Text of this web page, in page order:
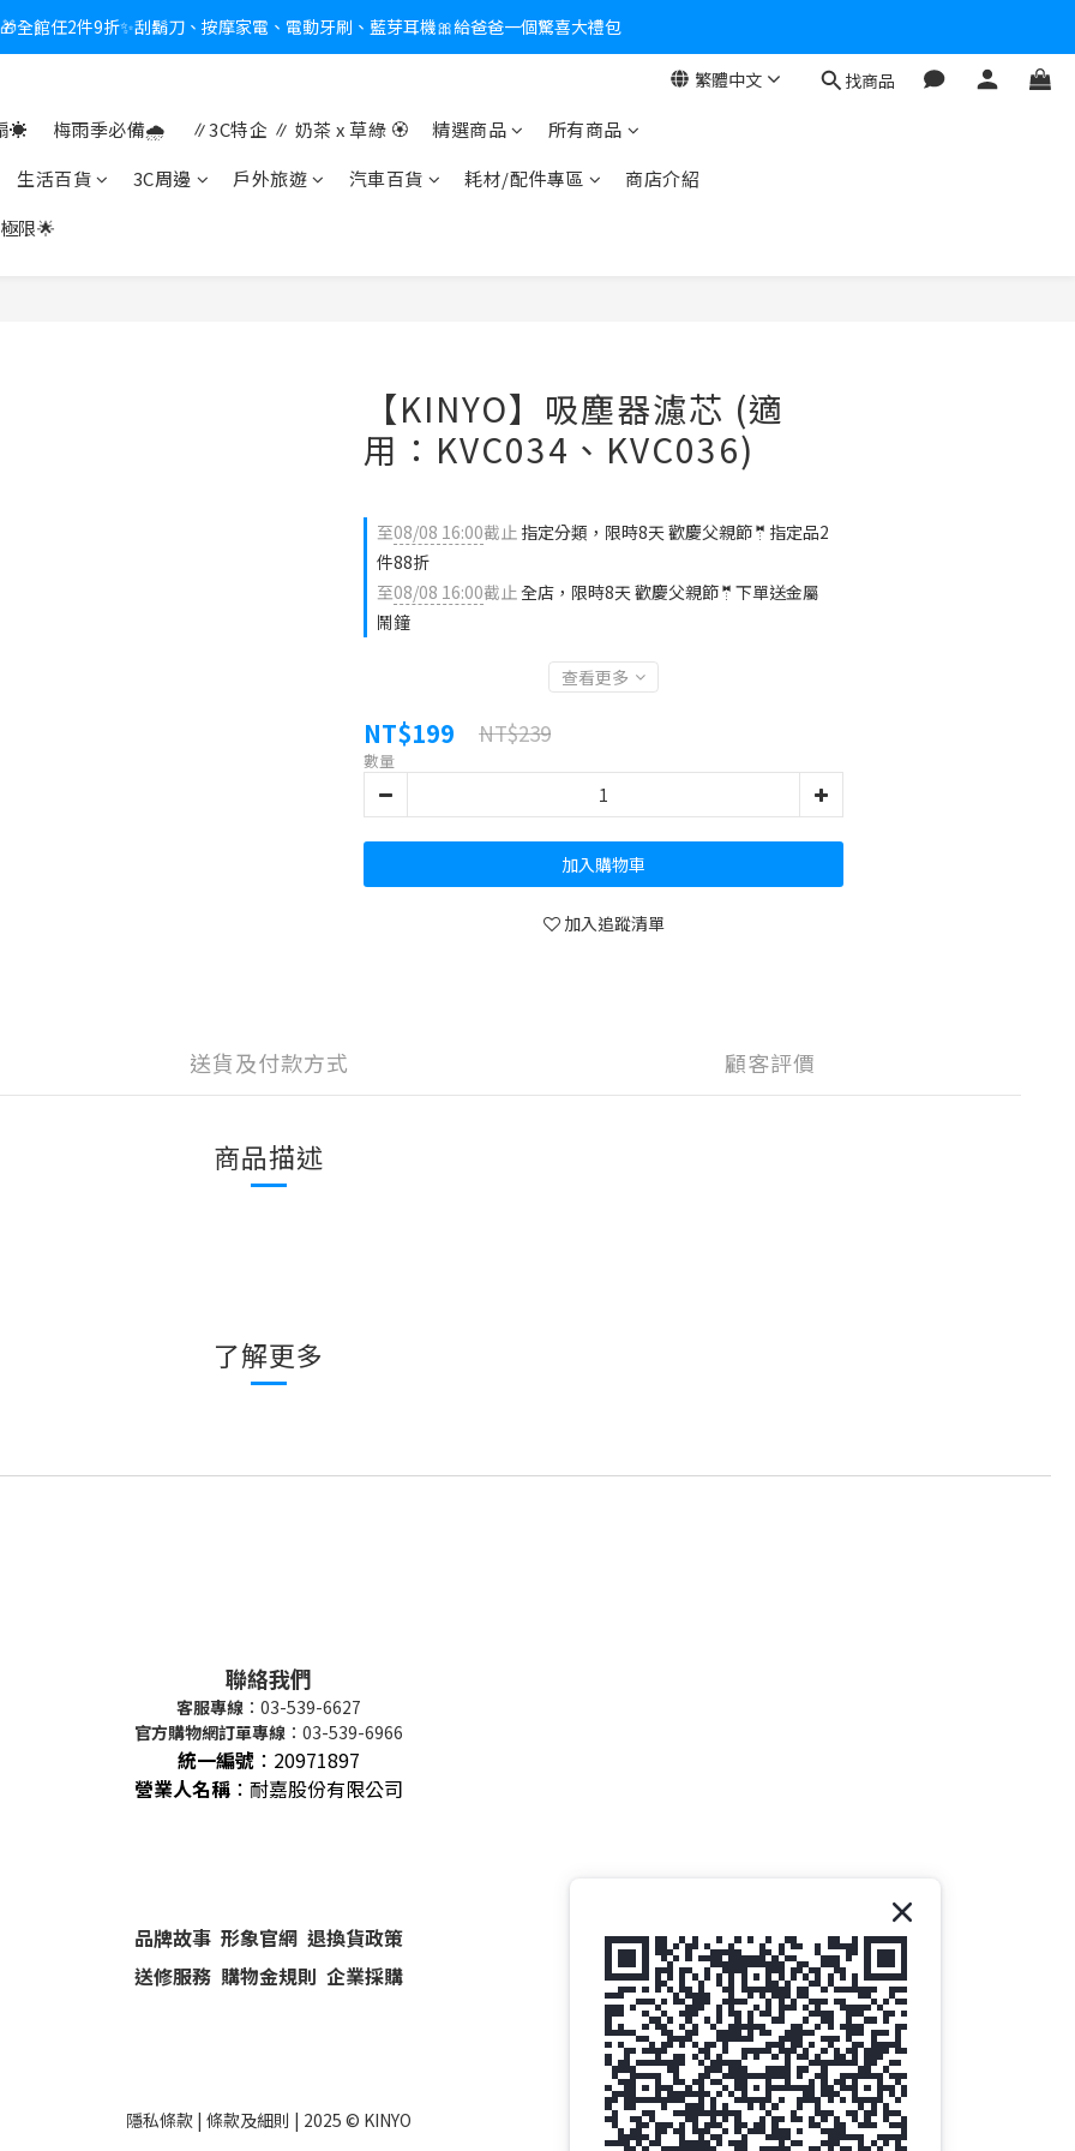
新會員送$100購物金✨再享消費回饋無極限
全館任2件9折✨刮鬍刀、按摩家電、電動牙刷、藍芽耳機🎀給爸爸一個驚喜大禮包
新會員送$100購物金✨再享消費回饋無極限
繁體中文 找商品
☀️ 梅雨季必備🌧️ ∥3C特企 ∥ 奶茶 x 草綠 🏵 精選商品
所有商品
生活百貨
3C周邊 戶外旅遊 汽車百貨 耗材/配件專區
商店介紹
限🌟
【KINYO】吸塵器濾芯 (適
用：KVC034、KVC036)
至08/08 16:00截止 指定分類，限時8天 歡慶父親節🤵指定品2
件88折
至08/08 16:00截止全店，限時8天 歡慶父親節🤵下單送金屬
鬧鐘
查看更多
NT$199 NT$239
數量
加入購物車
加入追蹤清單
送貨及付款方式 顧客評價
商品描述
了解更多
聯絡我們
客服專線 ：03-539-6627
官方購物網訂單專線 ：03-539-6966
統一編號 ： 20971897
營業人名稱 ：耐嘉股份有限公司
品牌故事 形象官網 退換貨政策
送修服務 購物金規則 企業採購
隱私條款 | 條款及細則 | 2025 © KINYO